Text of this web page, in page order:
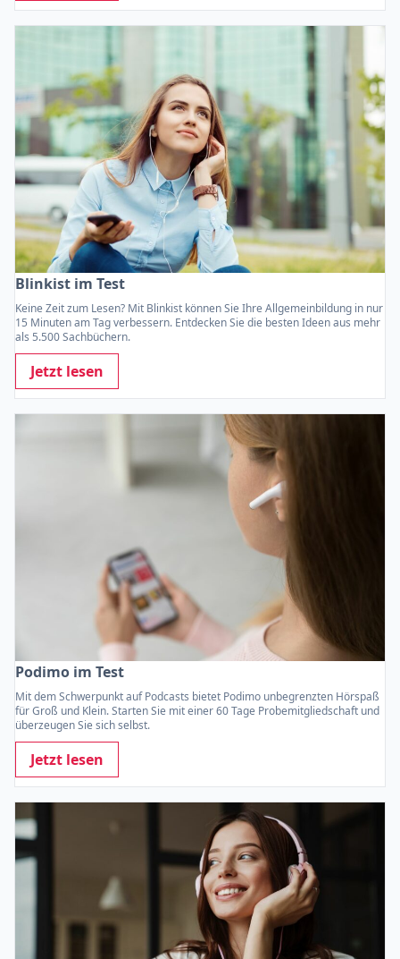
Blinkist im Test
Keine Zeit zum Lesen? Mit Blinkist können Sie Ihre Allgemeinbildung in nur
15 Minuten am Tag verbessern. Entdecken Sie die besten Ideen aus mehr
als 5.500 Sachbüchern.
Jetzt lesen
Podimo im Test
Mit dem Schwerpunkt auf Podcasts bietet Podimo unbegrenzten Hörspaß
für Groß und Klein. Starten Sie mit einer 60 Tage Probemitgliedschaft und
überzeugen Sie sich selbst.
Jetzt lesen